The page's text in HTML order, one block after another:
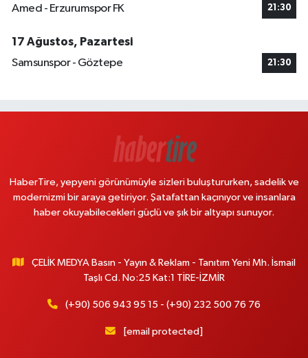
Amed - Erzurumspor FK 21:30
17 Ağustos, Pazartesi
Samsunspor - Göztepe
21:30
HaberTire, yepyeni görünümüyle sizleri buluştururken, sadelik ve
modernizmi bir araya getiriyor. Şatafattan kaçınıyor ve insanlara
haber okuyabilecekleri güçlü ve şık bir altyapı sunuyor.
ÇELİK MEDYA Basın - Yayın & Reklam - Tanıtım Yeni Mh. İsmail
Taşlı Cd. No:25 Kat:1 TİRE-İZMİR
(+90) 506 943 95 15 - (+90) 232 500 76 76
[email protected]